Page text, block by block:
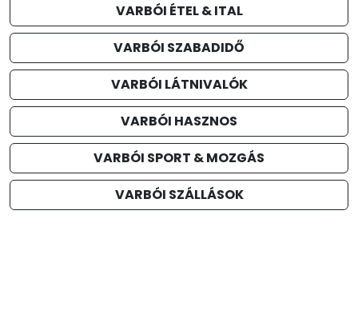
VARBÓI ÉTEL & ITAL
VARBÓI SZABADIDŐ
VARBÓI LÁTNIVALÓK
VARBÓI HASZNOS
VARBÓI SPORT & MOZGÁS
VARBÓI SZÁLLÁSOK